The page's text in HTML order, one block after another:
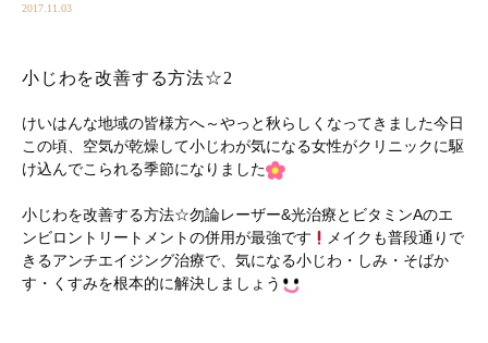
2017.11.03
小じわを改善する方法☆2
けいはんな地域の皆様方へ～やっと秋らしくなってきました今日
この頃、空気が乾燥して小じわが気になる女性がクリニックに駆
け込んでこられる季節になりました
小じわを改善する方法☆勿論レーザー&光治療とビタミンAのエ
ンビロントリートメントの併用が最強です
メイクも普段通りで
きるアンチエイジング治療で、気になる小じわ・しみ・そばか
す・くすみを根本的に解決しましょう